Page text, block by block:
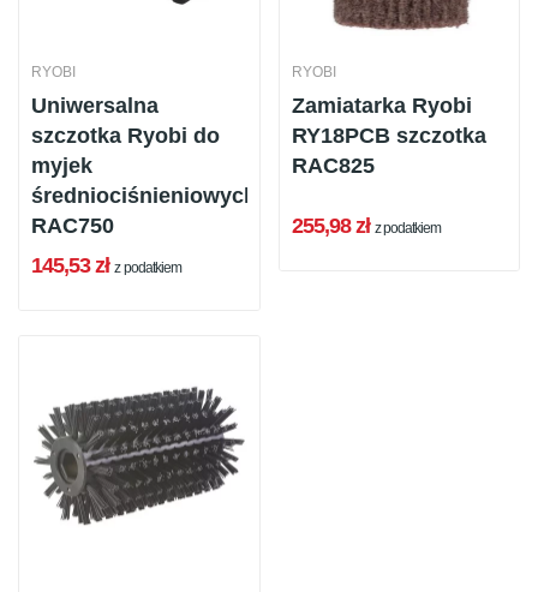
RYOBI
Uniwersalna
szczotka Ryobi do
myjek
średniociśnieniowych
RAC750
145,53 zł z podatkiem
RYOBI
Zamiatarka Ryobi
RY18PCB szczotka
RAC825
255,98 zł z podatkiem